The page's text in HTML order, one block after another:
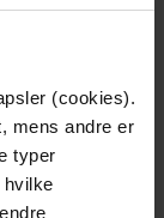
(cookies).
mens andre er
typer
hvilke